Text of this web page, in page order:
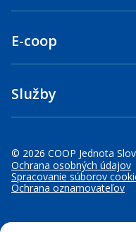
© 2026 COOP Jednota
Ochrana osobných údajov
Spracovanie súborov
Ochrana oznamovateľov
E-coop
Služby